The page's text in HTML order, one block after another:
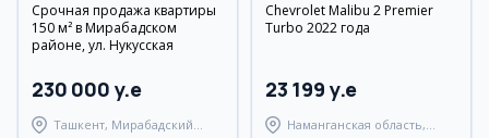
Срочная продажа квартиры
150 м² в Мирабадском
районе, ул. Нукусская
230 000 y.e
Ташкент, Мирабадский
Chevrolet Malibu 2 Premier
Turbo 2022 года
23 199 y.e
Наманганская область,